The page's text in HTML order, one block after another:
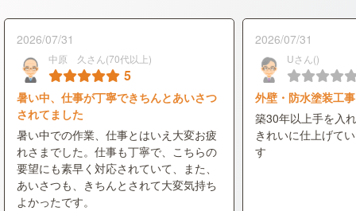
2026/07/31
中原 久さん(70代以上)
5
暑い中、仕事が丁寧できちんとあいさつ
されてました
暑い中での作業、仕事とはいえ大変お疲
れさまでした。仕事も丁寧で、こちらの
要望にも素早く対応されていて、また、
あいさつも、きちんとされて大変気持ち
よかったです。
2026/07/31
Uさん()
外壁・防水塗装工事
築30年以上手を入
きれいに仕上げて
す